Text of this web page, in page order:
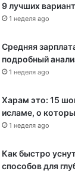
9 лучших
1 неделя ago
Средняя
подробный
1 неделя ago
Харам это: 15
исламе, о
1 неделя ago
Как быстро
способов для